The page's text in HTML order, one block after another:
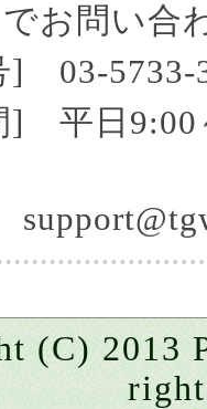
お問い合
] 03-5733-
] 平日9:00
(C) 2013